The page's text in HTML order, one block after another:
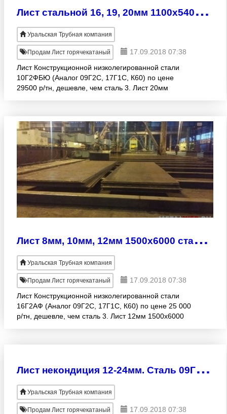
Л
ист стальной 16, 19, 20мм 1100х5400-6000 сталь 09Г2С, сталь 3, 10Г2ФБЮ
Уральская Трубная компания
Продам Лист горячекатаный
17.09.2018 07:38
Лист Конструкционной низколегированной стали
10Г2ФБЮ (Аналог 09Г2С, 17Г1С, К60) по цене
29500 р/тн, дешевле, чем сталь 3. Лист 20мм
Л
ист 8мм, 10мм, 12мм 1500х6000 сталь 16Г2АФ
Уральская Трубная компания
Продам Лист горячекатаный
17.09.2018 07:38
Лист Конструкционной низколегированной стали
16Г2АФ (Аналог 09Г2С, 17Г1С, К60) по цене 25 000
р/тн, дешевле, чем сталь 3. Лист 12мм 1500х6000
Л
ист некондиция 12-24мм. Сталь 09Г2С, сталь 3, сталь 17Г1С. цена 29500 руб/тн
Уральская Трубная компания
Продам Лист горячекатаный
17.09.2018 07:38